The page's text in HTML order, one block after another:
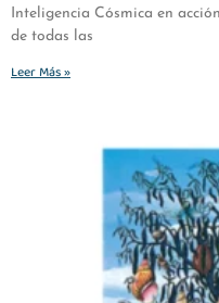
Inteligencia Cósmica en
de todas las
Leer Más »